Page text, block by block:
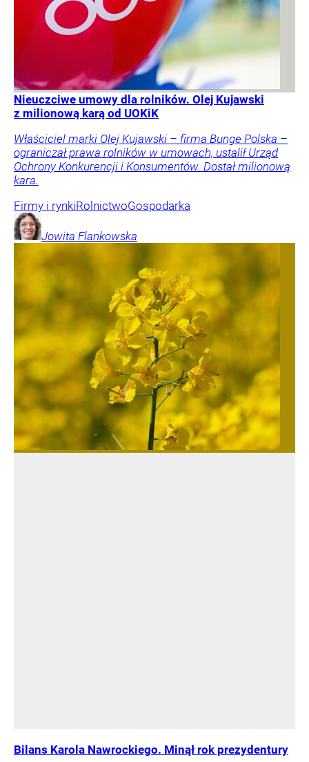
Nieuczciwe umowy dla rolników. Olej Kujawski
z milionową karą od UOKiK
Właściciel marki Olej Kujawski – firma Bunge Polska –
ograniczał prawa rolników w umowach, ustalił Urząd
Ochrony Konkurencji i Konsumentów. Dostał milionową
kara.
Firmy i rynkiRolnictwoGospodarka
Jowita Flankowska
Bilans Karola Nawrockiego. Minął rok prezydentury